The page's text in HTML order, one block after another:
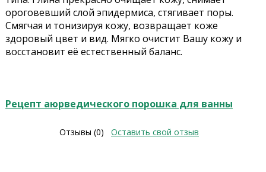
ороговевший слой эпидермиса, стягивает поры.
Смягчая и тонизируя кожу, возвращает коже
здоровый цвет и вид. Мягко очистит Вашу кожу и
восстановит её естественный баланс.
Рецепт аюрведического порошка для ванны
Отзывы (0) Оставить свой отзыв